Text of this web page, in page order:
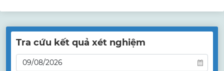
Tra cứu kết quả xét nghiệm